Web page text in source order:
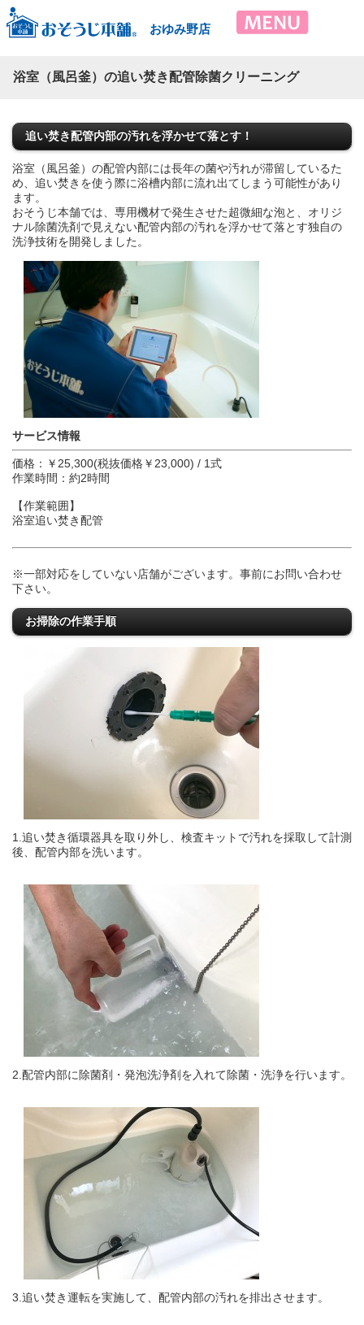
おゆみ野店
浴室（風呂釜）の追い焚き配管除菌クリーニング
追い焚き配管内部の汚れを浮かせて落とす！
浴室（風呂釜）の配管内部には長年の菌や汚れが滞留しているた
め、追い焚きを使う際に浴槽内部に流れ出てしまう可能性があり
ます。
おそうじ本舗では、専用機材で発生させた超微細な泡と、オリジ
ナル除菌洗剤で見えない配管内部の汚れを浮かせて落とす独自の
洗浄技術を開発しました。
サービス情報
価格：￥25,300(税抜価格￥23,000) / 1式
作業時間：約2時間
【作業範囲】
浴室追い焚き配管
※一部対応をしていない店舗がございます。事前にお問い合わせ
下さい。
お掃除の作業手順
1.追い焚き循環器具を取り外し、検査キットで汚れを採取して計測
後、配管内部を洗います。
2.配管内部に除菌剤・発泡洗浄剤を入れて除菌・洗浄を行います。
3.追い焚き運転を実施して、配管内部の汚れを排出させます。